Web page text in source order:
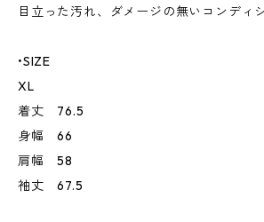
目立った汚れ、ダメージの無いコンディ
•SIZE
XL
着丈 76.5
身幅 66
肩幅 58
袖丈 67.5